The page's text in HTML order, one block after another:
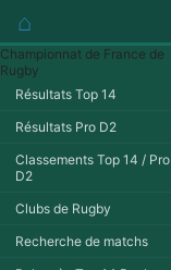
⌂
Championnat de France de
Rugby
Résultats Top 14
Résultats Pro D2
Classements Top 14 / Pro
D2
Clubs de Rugby
Recherche de matchs